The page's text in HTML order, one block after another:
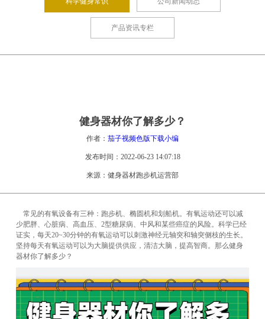
产品资讯专栏
健身器材你了解多少？
作者： 茄子视频色版下载小编
发布时间：2022-06-23 14:07:18
来源：健身器材跑步机运营部
常见的有氧设备有三种：跑步机、椭圆机和划船机。有氧运动还可以减
少肥胖、心脏病、高血压、2型糖尿病、中风和某些癌症的风险。科学已经
证实，每天20~30分钟的有氧运动可以刺激神经元轴突和轴突侧枝的生长。
坚持每天有氧运动可以为大脑提供供应，清洁大脑，提高智商。那么健身
器材你了解多少？